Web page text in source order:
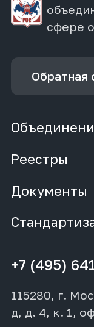
сфере
Обратная
Реестры
Документы
+7 (495)
115280, г.
д, д. 4, к. 1,